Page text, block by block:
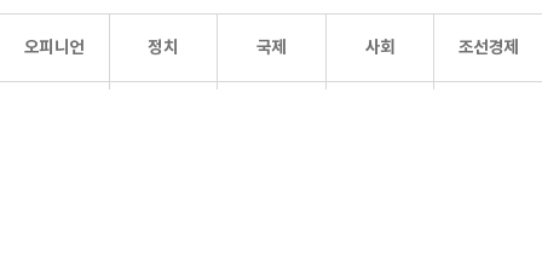
오피니언 정치 국제 사회 조선경제